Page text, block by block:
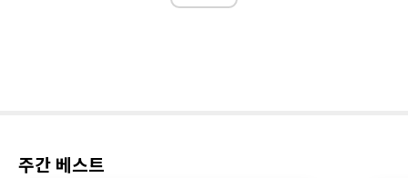
주간 베스트